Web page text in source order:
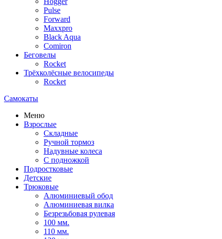
Pulse
Forward
Maxxpro
Black Aqua
Comiron
Беговелы
Rocket
Трёхколёсные велосипеды
Rocket
Самокаты
Меню
Взрослые
Складные
Ручной тормоз
Надувные колеса
С подножкой
Подростковые
Детские
Трюковые
Алюминиевый обод
Алюминиевая вилка
Безрезьбовая рулевая
100 мм.
110 мм.